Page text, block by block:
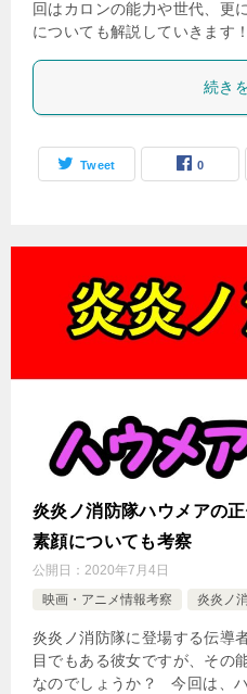
回はカロンの能力や世代、更
についても解説していきます
続き
Tweet 0
炎炎ノ消防隊ハウメアの
素顔についても考察
公開日： 2020年7月4日
映画・アニメ情報考察
炎炎ノ
炎炎ノ消防隊に登場する伝導
目でもある彼女ですが、その
なのでしょうか？ 今回は、